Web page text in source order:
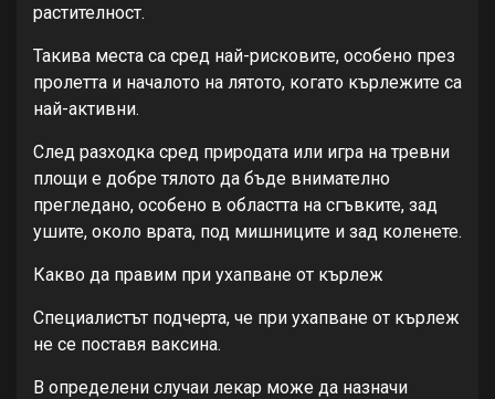
растителност.
Такива места са сред най-рисковите, особено през
пролетта и началото на лятото, когато кърлежите са
най-активни.
След разходка сред природата или игра на тревни
площи е добре тялото да бъде внимателно
прегледано, особено в областта на сгъвките, зад
ушите, около врата, под мишниците и зад коленете.
Какво да правим при ухапване от кърлеж
Специалистът подчерта, че при ухапване от кърлеж
не се поставя ваксина.
В определени случаи лекар може да назначи